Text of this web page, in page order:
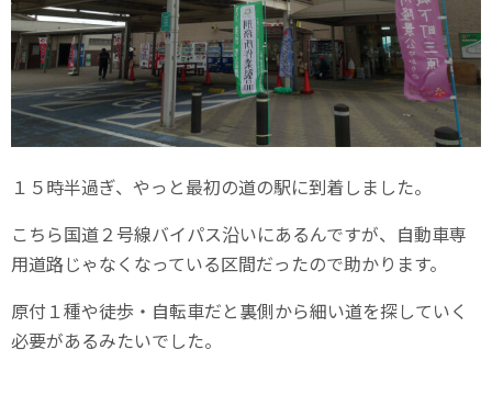
１５時半過ぎ、やっと最初の道の駅に到着しました。
こちら国道２号線バイパス沿いにあるんですが、自動車専
用道路じゃなくなっている区間だったので助かります。
原付１種や徒歩・自転車だと裏側から細い道を探していく
必要があるみたいでした。